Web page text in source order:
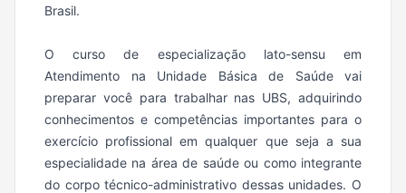
Brasil.
O curso de especialização lato-sensu em
Atendimento na Unidade Básica de Saúde vai
preparar você para trabalhar nas UBS, adquirindo
conhecimentos e competências importantes para o
exercício profissional em qualquer que seja a sua
especialidade na área de saúde ou como integrante
do corpo técnico-administrativo dessas unidades. O